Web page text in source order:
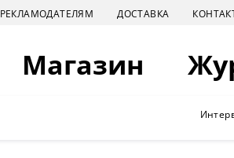
РЕКЛАМОДАТЕЛЯМ ДОСТАВКА
Магазин